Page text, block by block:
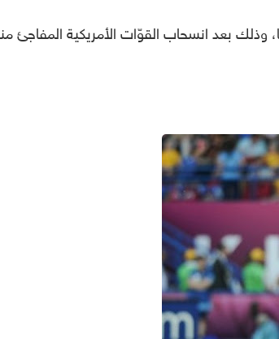
وذلك بعد انسحاب القوّات الأمريكية المفاجئ